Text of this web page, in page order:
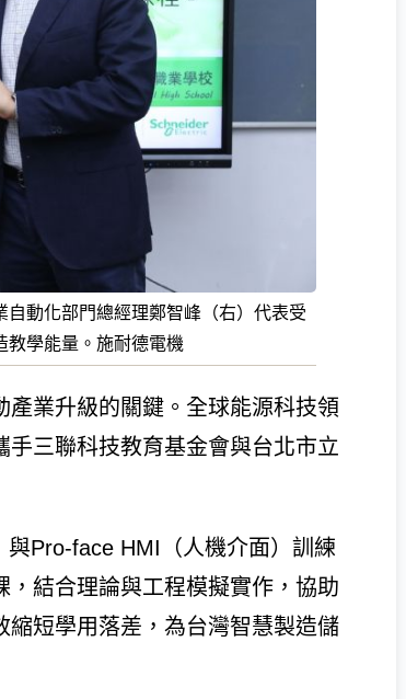
動化部門總經理鄭智峰（右）代表受
教學能量。施耐德電機
業升級的關鍵。全球能源科技領
三聯科技教育基金會與台北市立
Pro-face HMI（人機介面）訓練
結合理論與工程模擬實作，協助
短學用落差，為台灣智慧製造儲